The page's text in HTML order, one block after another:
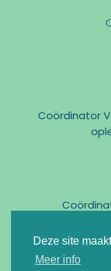
Deze site
Meer info
Coördinator